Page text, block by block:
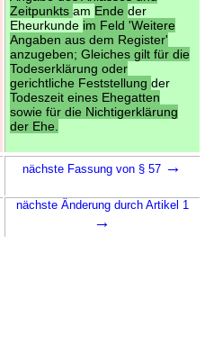
Zeitpunkts am Ende der
Eheurkunde im Feld 'Weitere
Angaben aus dem Register'
anzugeben; Gleiches gilt für die
Todeserklärung oder
gerichtliche Feststellung der
Todeszeit eines Ehegatten
sowie für die Nichtigerklärung
der Ehe.
nächste Fassung von § 57 →
nächste Änderung durch Artikel 1
→